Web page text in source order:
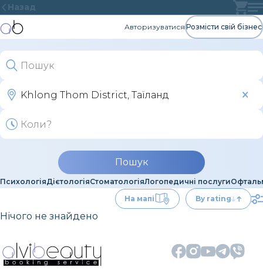
Назад
Авторизуватися Розмісти свій бізнес
Пошук
ПсихологіяДієтологіяСтоматологіяЛогопедичні послуги
На мапі
By rating
Нічого не знайдено